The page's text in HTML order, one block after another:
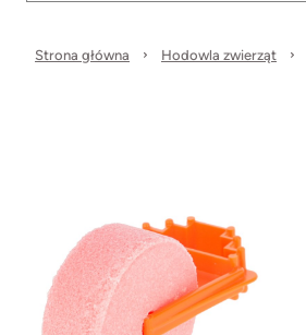
Strona główna Hodowla zwierząt